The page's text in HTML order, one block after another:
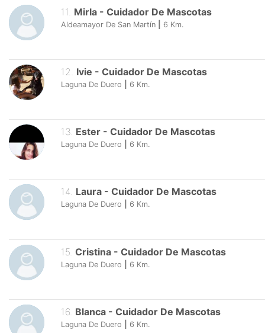
11 Mirla - Cuidador De Mascotas
Aldeamayor De San Martín 6 Km.
12 Ivie - Cuidador De Mascotas
Laguna De Duero 6 Km.
13. Ester - Cuidador De Mascotas
Laguna De Duero 6 Km.
14. Laura - Cuidador De Mascotas
Laguna De Duero 6 Km.
15 Cristina - Cuidador De Mascotas
Laguna De Duero 6 Km.
16 Blanca - Cuidador De Mascotas
Laguna De Duero 6 Km.